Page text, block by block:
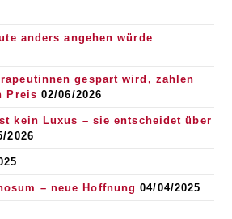
anders angehen würde
gespart wird, zahlen
Preis 02/06/2026
kein Luxus – sie entscheidet über
2026
– neue Hoffnung 04/04/2025